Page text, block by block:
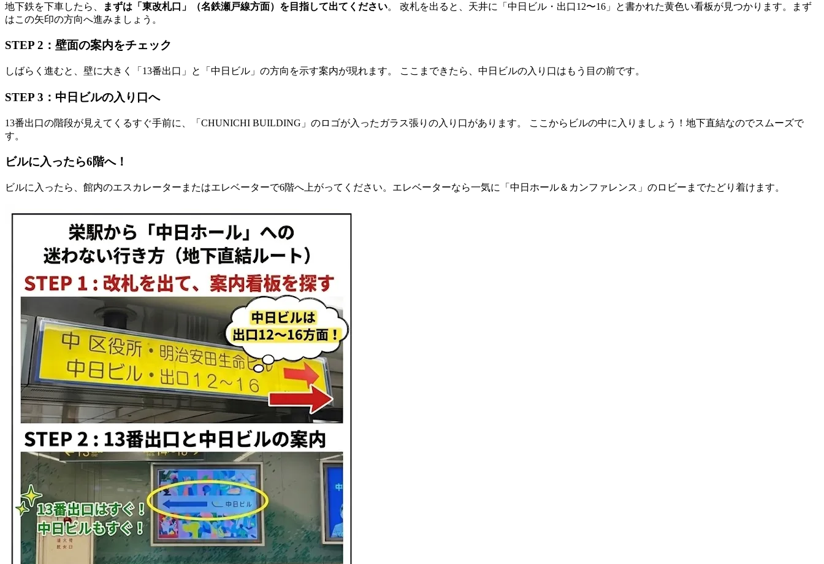
地下鉄を下車したら、 まずは「東改札口」（名鉄瀬戸線方面）を目指して出てください。 改札を出ると、天井に「中日ビル・出口12〜16」と書かれた黄色い看板が見つかります。まず
はこの矢印の方向へ進みましょう。
STEP 2：壁面の案内をチェック
しばらく進むと、壁に大きく「13番出口」と「中日ビル」の方向を示す案内が現れます。 ここまできたら、中日ビルの入り口はもう目の前です。
STEP 3：中日ビルの入り口へ
13番出口の階段が見えてくるすぐ手前に、「CHUNICHI BUILDING」のロゴが入ったガラス張りの入り口があります。 ここからビルの中に入りましょう！地下直結なのでスムーズで
す。
ビルに入ったら6階へ！
ビルに入ったら、館内のエスカレーターまたはエレベーターで6階へ上がってください。エレベーターなら一気に「中日ホール＆カンファレンス」のロビーまでたどり着けます。